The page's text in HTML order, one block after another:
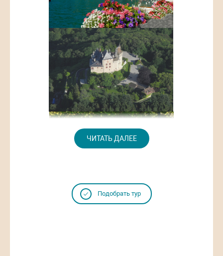
ЧИТАТЬ ДАЛЕЕ
Подобрать тур